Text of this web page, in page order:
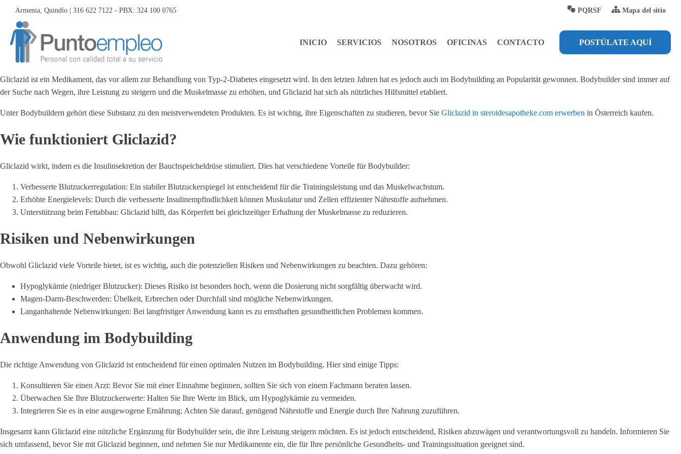
Armenia, Quindío | 316 622 7122 - PBX: 324 100 0765 PQRSF Mapa del sitio
INICIO SERVICIOS NOSOTROS OFICINAS CONTACTO POSTÚLATE AQUÍ
Gliclazid ist ein Medikament, das vor allem zur Behandlung von Typ-2-Diabetes eingesetzt wird. In den letzten Jahren hat es jedoch auch im Bodybuilding an Popularität gewonnen. Bodybuilder sind immer auf
der Suche nach Wegen, ihre Leistung zu steigern und die Muskelmasse zu erhöhen, und Gliclazid hat sich als nützliches Hilfsmittel etabliert.
Unter Bodybuildern gehört diese Substanz zu den meistverwendeten Produkten. Es ist wichtig, ihre Eigenschaften zu studieren, bevor Sie Gliclazid in steroidesapotheke.com erwerben in Österreich kaufen.
Wie funktioniert Gliclazid?
Gliclazid wirkt, indem es die Insulinsekretion der Bauchspeicheldrüse stimuliert. Dies hat verschiedene Vorteile für Bodybuilder:
Verbesserte Blutzuckerregulation: Ein stabiler Blutzuckerspiegel ist entscheidend für die Trainingsleistung und das Muskelwachstum.
Erhöhte Energielevels: Durch die verbesserte Insulinempfindlichkeit können Muskulatur und Zellen effizienter Nährstoffe aufnehmen.
Unterstützung beim Fettabbau: Gliclazid hilft, das Körperfett bei gleichzeitiger Erhaltung der Muskelmasse zu reduzieren.
Risiken und Nebenwirkungen
Obwohl Gliclazid viele Vorteile bietet, ist es wichtig, auch die potenziellen Risiken und Nebenwirkungen zu beachten. Dazu gehören:
Hypoglykämie (niedriger Blutzucker): Dieses Risiko ist besonders hoch, wenn die Dosierung nicht sorgfältig überwacht wird.
Magen-Darm-Beschwerden: Übelkeit, Erbrechen oder Durchfall sind mögliche Nebenwirkungen.
Langanhaltende Nebenwirkungen: Bei langfristiger Anwendung kann es zu ernsthaften gesundheitlichen Problemen kommen.
Anwendung im Bodybuilding
Die richtige Anwendung von Gliclazid ist entscheidend für einen optimalen Nutzen im Bodybuilding. Hier sind einige Tipps:
Konsultieren Sie einen Arzt: Bevor Sie mit einer Einnahme beginnen, sollten Sie sich von einem Fachmann beraten lassen.
Überwachen Sie Ihre Blutzuckerwerte: Halten Sie Ihre Werte im Blick, um Hypoglykämie zu vermeiden.
Integrieren Sie es in eine ausgewogene Ernährung: Achten Sie darauf, genügend Nährstoffe und Energie durch Ihre Nahrung zuzuführen.
Insgesamt kann Gliclazid eine nützliche Ergänzung für Bodybuilder sein, die ihre Leistung steigern möchten. Es ist jedoch entscheidend, Risiken abzuwägen und verantwortungsvoll zu handeln. Informieren Sie
sich umfassend, bevor Sie mit Gliclazid beginnen, und nehmen Sie nur Medikamente ein, die für Ihre persönliche Gesundheits- und Trainingssituation geeignet sind.